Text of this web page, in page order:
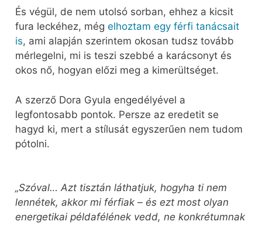
És végül, de nem utolsó sorban, ehhez a kicsit
fura leckéhez, még elhoztam egy férfi tanácsait
is, ami alapján szerintem okosan tudsz tovább
mérlegelni, mi is teszi szebbé a karácsonyt és
okos nő, hogyan előzi meg a kimerültséget.
A szerző Dora Gyula engedélyével a
legfontosabb pontok. Persze az eredetit se
hagyd ki, mert a stílusát egyszerűen nem tudom
pótolni.
„Szóval… Azt tisztán láthatjuk, hogyha ti nem
lennétek, akkor mi férfiak – és ezt most olyan
energetikai példafélének vedd, ne konkrétumnak